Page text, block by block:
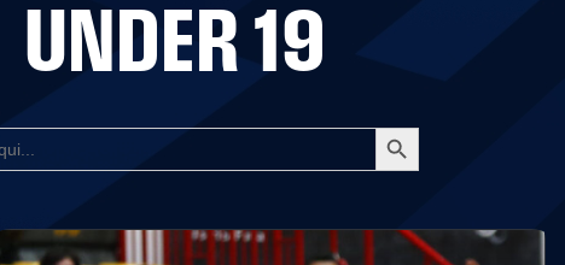
UNDER 19
Search Button